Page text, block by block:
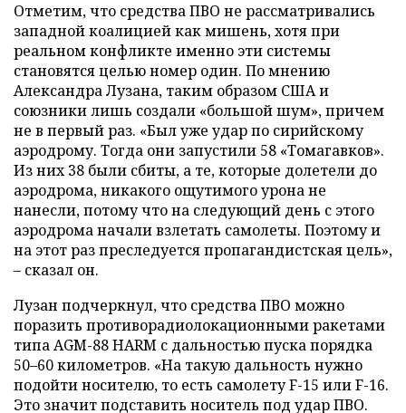
Отметим, что средства ПВО не рассматривались
западной коалицией как мишень, хотя при
реальном конфликте именно эти системы
становятся целью номер один. По мнению
Александра Лузана, таким образом США и
союзники лишь создали «большой шум», причем
не в первый раз. «Был уже удар по сирийскому
аэродрому. Тогда они запустили 58 «Томагавков».
Из них 38 были сбиты, а те, которые долетели до
аэродрома, никакого ощутимого урона не
нанесли, потому что на следующий день с этого
аэродрома начали взлетать самолеты. Поэтому и
на этот раз преследуется пропагандистская цель»,
– сказал он.
Лузан подчеркнул, что средства ПВО можно
поразить противорадиолокационными ракетами
типа AGM-88 HARM с дальностью пуска порядка
50–60 километров. «На такую дальность нужно
подойти носителю, то есть самолету F-15 или F-16.
Это значит подставить носитель под удар ПВО.